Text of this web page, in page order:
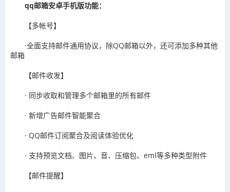
qq邮箱安卓手机版功能：
【多帐号】
·全面支持邮件通用协议，除QQ邮箱以外，还可添加多种其他
邮箱
【邮件收发】
· 同步收取和管理多个邮箱里的所有邮件
· 新增广告邮件智能聚合
· QQ邮件订阅聚合及阅读体验优化
· 支持预览文档、图片、音、压缩包、eml等多种类型附件
【邮件提醒】